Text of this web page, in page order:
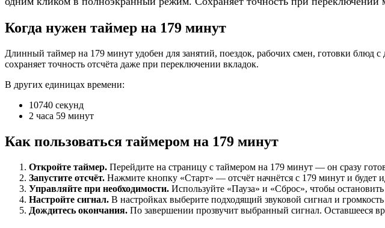
НАСТРОЙКИ
HANDY TIMERS
Когда нужен таймер на 179 минут
Длинный таймер на 179 минут удобен для занятий, поездок, рабочих смен, готовки блюд
сохраняет точность отсчёта даже при переключении вкладок.
В других единицах времени:
10740 секунд
2 часа 59 минут
Как пользоваться таймером на 179 минут
Откройте таймер. Перейдите на страницу с таймером на 179 минут — он сразу
Запустите отсчёт. Нажмите кнопку «Старт» — отсчёт начнётся с 179 минут и будет
Управляйте при необходимости. Используйте «Пауза» и «Сброс», чтобы
Настройте сигнал. В настройках выберите подходящий звуковой сигнал и
Дождитесь окончания. По завершении прозвучит выбранный сигнал. Оставшееся